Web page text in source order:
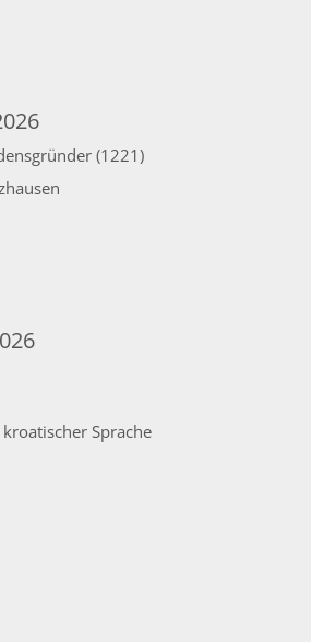
(1221)
Sprache